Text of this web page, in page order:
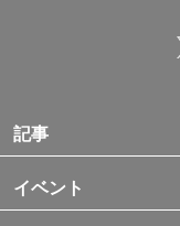
記事
イベント